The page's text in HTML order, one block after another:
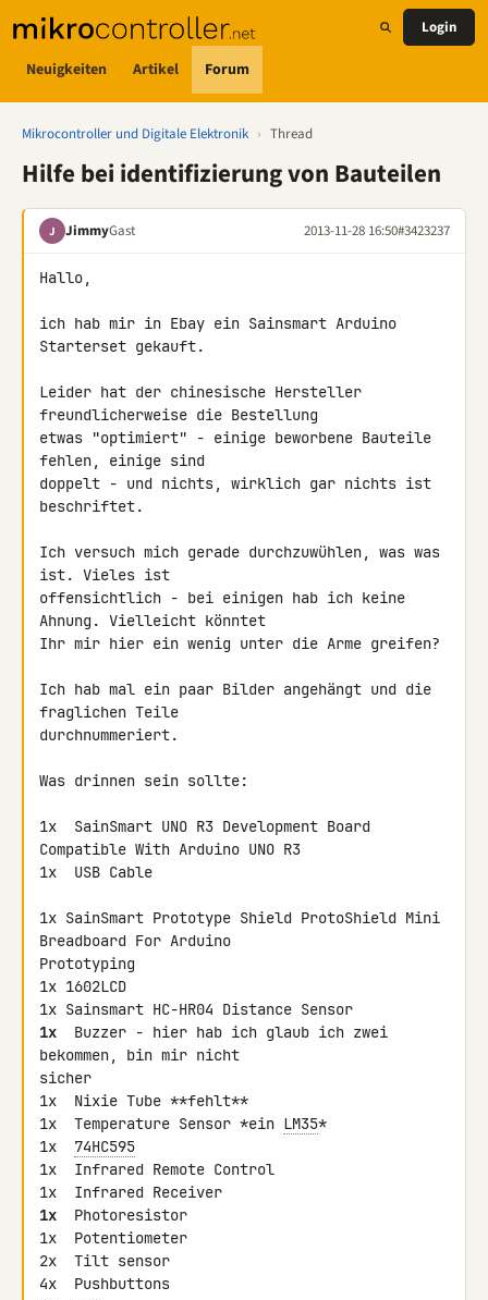
Neuigkeiten Artikel Forum
Login
Mikrocontroller und Digitale Elektronik › Thread
Hilfe bei identifizierung von Bauteilen
J JimmyGast 2013-11-28 16:50#3423237
Hallo,
ich hab mir in Ebay ein Sainsmart Arduino
Starterset gekauft.
Leider hat der chinesische Hersteller
freundlicherweise die Bestellung
etwas "optimiert" - einige beworbene Bauteile
fehlen, einige sind
doppelt - und nichts, wirklich gar nichts ist
beschriftet.
Ich versuch mich gerade durchzuwühlen, was was
ist. Vieles ist
offensichtlich - bei einigen hab ich keine
Ahnung. Vielleicht könntet
Ihr mir hier ein wenig unter die Arme greifen?
Ich hab mal ein paar Bilder angehängt und die
fraglichen Teile
durchnummeriert.
Was drinnen sein sollte:
1x  SainSmart UNO R3 Development Board
Compatible With Arduino UNO R3
1x  USB Cable
1x SainSmart Prototype Shield ProtoShield Mini
Breadboard For Arduino
Prototyping
1x 1602LCD
1x
  Buzzer - hier hab ich glaub ich zwei
bekommen, bin mir nicht
sicher
1x  Nixie Tube **fehlt**
1x  Temperature Sensor *ein LM35*
1x 74HC595
1x  Infrared Remote Control
1x
  Photoresistor
1x  Potentiometer
2x  Tilt sensor
4x  Pushbuttons